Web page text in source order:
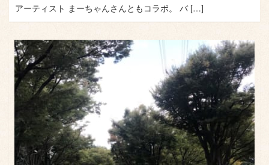
アーティスト まーちゃんさんともコラボ。 バ […]